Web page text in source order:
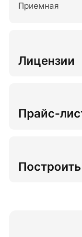
Приемная
Лицензии
Прайс-